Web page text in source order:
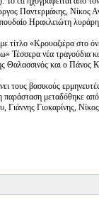
Παντερμάκης, Νίκος
Ηρακλειώτη
τίτλο «Κρουαζιέρα στο
νέα τραγούδια
Θαλασσινός και ο
τους βασικούς
μεταδόθηκε
Γιάννης Γιοκαρίνης,